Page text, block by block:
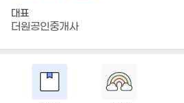
대표
더원공인중개사